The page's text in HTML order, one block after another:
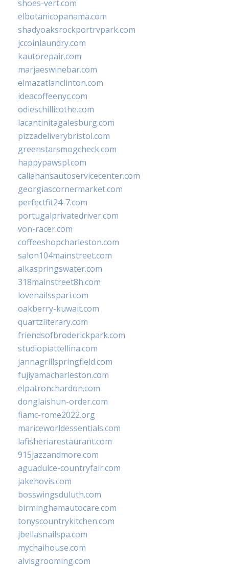
shoes-vert.com
elbotanicopanama.com
shadyoaksrockportrvpark.com
jccoinlaundry.com
kautorepair.com
marjaeswinebar.com
elmazatlanclinton.com
ideacoffeenyc.com
odieschillicothe.com
lacantinitagalesburg.com
pizzadeliverybristol.com
greenstarsmogcheck.com
happypawspl.com
callahansautoservicecenter.com
georgiascornermarket.com
perfectfit24-7.com
portugalprivatedriver.com
von-racer.com
coffeeshopcharleston.com
salon104mainstreet.com
alkaspringswater.com
318mainstreet8h.com
lovenailsspari.com
oakberry-kuwait.com
quartzliterary.com
friendsofbroderickpark.com
studiopiattellina.com
jannagrillspringfield.com
fujiyamacharleston.com
elpatronchardon.com
donglaishun-order.com
fiamc-rome2022.org
mariceworldessentials.com
lafisheriarestaurant.com
915jazzandmore.com
aguadulce-countryfair.com
jakehovis.com
bosswingsduluth.com
birminghamautocare.com
tonyscountrykitchen.com
jbellasnailspa.com
mychaihouse.com
alvisgrooming.com